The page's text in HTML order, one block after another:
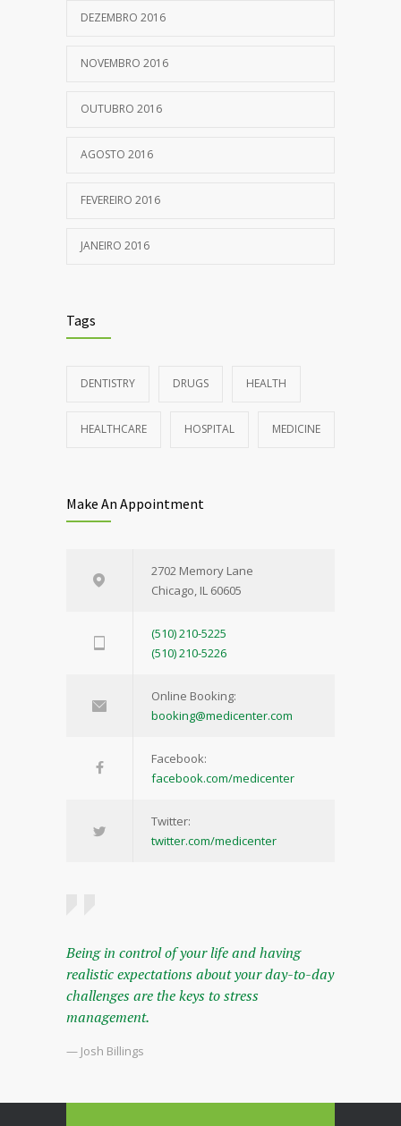
DEZEMBRO 2016
NOVEMBRO 2016
OUTUBRO 2016
AGOSTO 2016
FEVEREIRO 2016
JANEIRO 2016
Tags
DENTISTRY DRUGS HEALTH
HEALTHCARE HOSPITAL MEDICINE
Make An Appointment
2702 Memory Lane
Chicago, IL 60605
(510) 210-5225
(510) 210-5226
Online Booking:
booking@medicenter.com
Facebook:
facebook.com/medicenter
Twitter:
twitter.com/medicenter
Being in control of your life and having
realistic expectations about your day-to-day
challenges are the keys to stress
management.
— Josh Billings